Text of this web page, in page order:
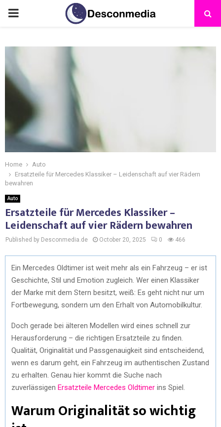
Home
Auto
Ersatzteile für Mercedes Klassiker – Leidenschaft auf vier Rädern
bewahren
Auto
Ersatzteile für Mercedes Klassiker –
Leidenschaft auf vier Rädern bewahren
Published by Desconmedia.de October 20, 2025 0 466
Ein Mercedes Oldtimer ist weit mehr als ein Fahrzeug – er ist
Geschichte, Stil und Emotion zugleich. Wer einen Klassiker
der Marke mit dem Stern besitzt, weiß: Es geht nicht nur um
Fortbewegung, sondern um den Erhalt von Automobilkultur.
Doch gerade bei älteren Modellen wird eines schnell zur
Herausforderung – die richtigen Ersatzteile zu finden.
Qualität, Originalität und Passgenauigkeit sind entscheidend,
wenn es darum geht, ein Fahrzeug im authentischen Zustand
zu erhalten. Genau hier kommt die Suche nach
zuverlässigen Ersatzteile Mercedes Oldtimer ins Spiel.
Warum Originalität so wichtig